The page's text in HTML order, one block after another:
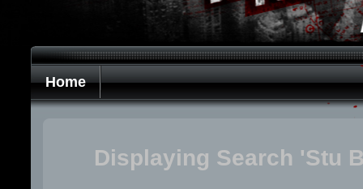
Home
Displaying Search 'Stu